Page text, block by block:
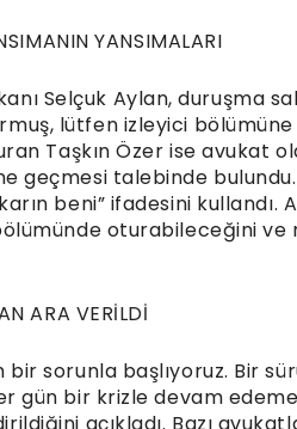
YANSIMALARI
Selçuk Aylan, duruşma
lütfen izleyici bölümüne
Taşkın Özer ise avukat
geçmesi talebinde
beni” ifadesini kullandı.
oturabileceğini
ARA VERİLDİ
bir sorunla başlıyoruz. Bir
gün bir krizle devam